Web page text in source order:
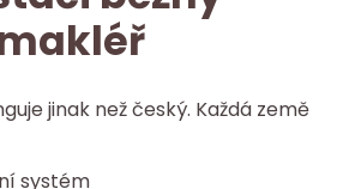
jinak než český. Každá země
systém